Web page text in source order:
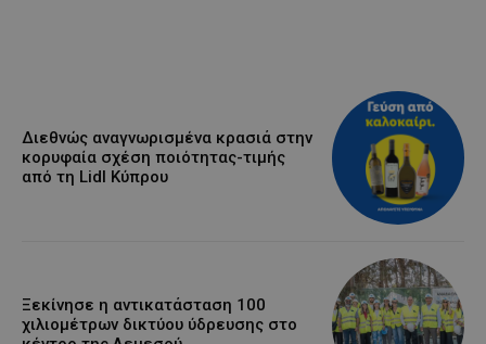
Διεθνώς αναγνωρισμένα κρασιά στην
κορυφαία σχέση ποιότητας-τιμής
από τη Lidl Κύπρου
Ξεκίνησε η αντικατάσταση 100
χιλιομέτρων δικτύου ύδρευσης στο